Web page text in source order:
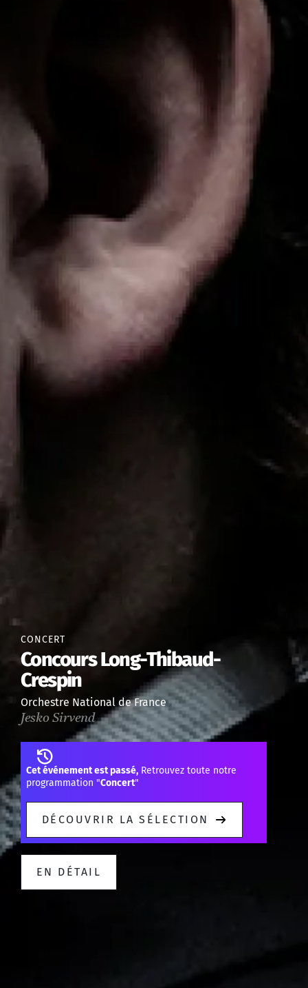
CONCERT
Concours Long-Thibaud-
Crespin
Orchestre National de France
Jesko Sirvend
Cet événement est passé, Retrouvez toute notre
programmation "Concert"
DÉCOUVRIR LA SÉLECTION
EN DÉTAIL